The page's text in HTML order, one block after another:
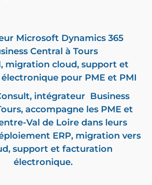
Microsoft Dynamics 365
Central à Tours
migration cloud, support et
pour PME et PMI
intégrateur Business
accompagne les PME et
Val de Loire dans leurs
ERP, migration vers
support et facturation
électronique.